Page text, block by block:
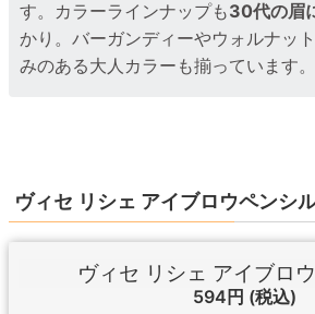
す。カラーラインナップも30代の眉
かり。バーガンディーやウォルナッ
みのある大人カラーも揃っています。
ヴィセ リシェ アイブロウペンシ
ヴィセ リシェ アイブロ
594円 (税込)